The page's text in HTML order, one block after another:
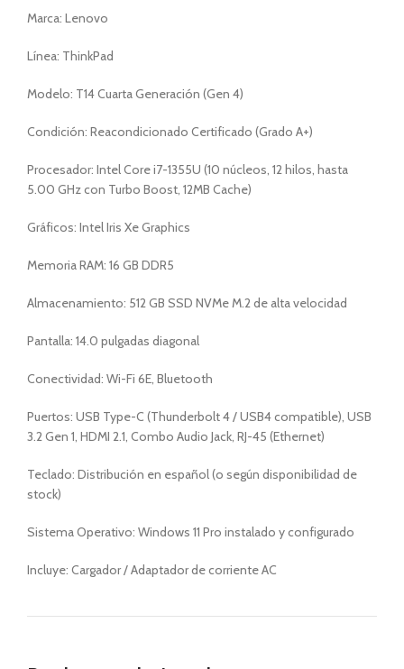
Marca: Lenovo
Línea: ThinkPad
Modelo: T14 Cuarta Generación (Gen 4)
Condición: Reacondicionado Certificado (Grado A+)
Procesador: Intel Core i7-1355U (10 núcleos, 12 hilos, hasta
5.00 GHz con Turbo Boost, 12MB Cache)
Gráficos: Intel Iris Xe Graphics
Memoria RAM: 16 GB DDR5
Almacenamiento: 512 GB SSD NVMe M.2 de alta velocidad
Pantalla: 14.0 pulgadas diagonal
Conectividad: Wi-Fi 6E, Bluetooth
Puertos: USB Type-C (Thunderbolt 4 / USB4 compatible), USB
3.2 Gen 1, HDMI 2.1, Combo Audio Jack, RJ-45 (Ethernet)
Teclado: Distribución en español (o según disponibilidad de
stock)
Sistema Operativo: Windows 11 Pro instalado y configurado
Incluye: Cargador / Adaptador de corriente AC